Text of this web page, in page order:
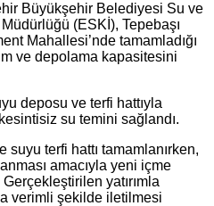
Büyükşehir Belediyesi Su ve
(ESKİ), Tepebaşı
Mahallesi’nde tamamladığı
ve depolama kapasitesini
deposu ve terfi hattıyla
su temini sağlandı.
suyu terfi hattı tamamlanırken,
amacıyla yeni içme
yatırımla
verimli şekilde iletilmesi